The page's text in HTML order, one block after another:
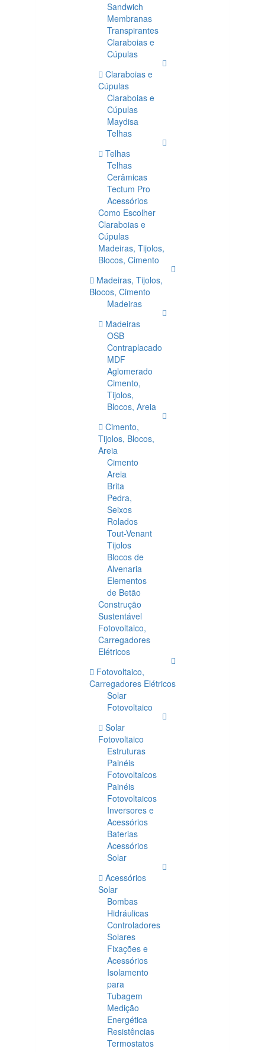
Sandwich
Membranas
Transpirantes
Claraboias e
Cúpulas
Claraboias e
Cúpulas
Claraboias e
Cúpulas
Maydisa
Telhas
Telhas
Telhas
Cerâmicas
Tectum Pro
Acessórios
Como Escolher
Claraboias e
Cúpulas
Madeiras, Tijolos,
Blocos, Cimento
Madeiras, Tijolos,
Blocos, Cimento
Madeiras
Madeiras
OSB
Contraplacado
MDF
Aglomerado
Cimento,
Tijolos,
Blocos, Areia
Cimento,
Tijolos, Blocos,
Areia
Cimento
Areia
Brita
Pedra,
Seixos
Rolados
Tout-Venant
Tijolos
Blocos de
Alvenaria
Elementos
de Betão
Construção
Sustentável
Fotovoltaico,
Carregadores
Elétricos
Fotovoltaico,
Carregadores Elétricos
Solar
Fotovoltaico
Solar
Fotovoltaico
Estruturas
Painéis
Fotovoltaicos
Painéis
Fotovoltaicos
Inversores e
Acessórios
Baterias
Acessórios
Solar
Acessórios
Solar
Bombas
Hidráulicas
Controladores
Solares
Fixações e
Acessórios
Isolamento
para
Tubagem
Medição
Energética
Resistências
Termostatos